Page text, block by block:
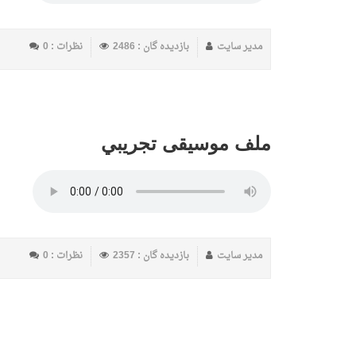
مدیر سایت بازدیده گان : 2486 نظرات : 0
ملف موسيقى تجريبي
مدیر سایت بازدیده گان : 2357 نظرات : 0